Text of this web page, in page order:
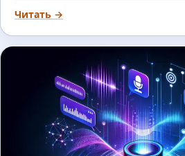
Читать →